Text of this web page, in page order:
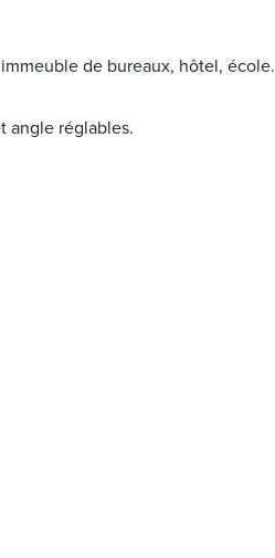
de bureaux, hôtel, école.
angle réglables.